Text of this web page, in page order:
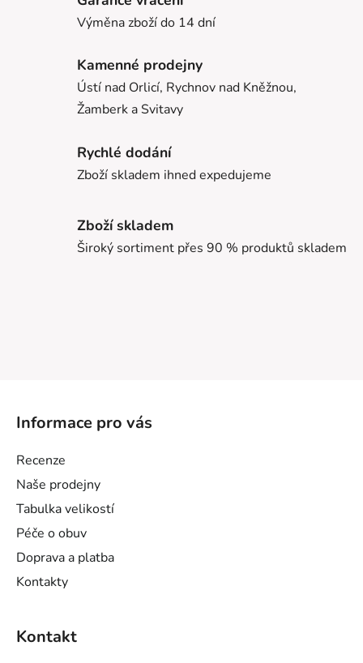
Výměna zboží do 14 dní
Kamenné prodejny
Ústí nad Orlicí, Rychnov nad Kněžnou,
Žamberk a Svitavy
Rychlé dodání
Zboží skladem ihned expedujeme
Zboží skladem
Široký sortiment přes 90 % produktů skladem
Informace pro vás
Recenze
Naše prodejny
Tabulka velikostí
Péče o obuv
Doprava a platba
Kontakty
Kontakt